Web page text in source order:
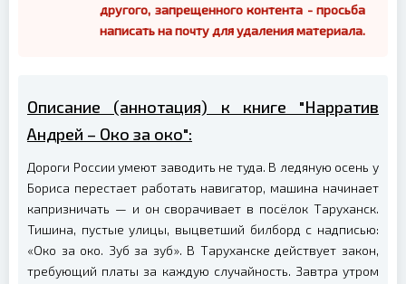
другого, запрещенного контента - просьба
написать на почту для удаления материала.
Описание (аннотация) к книге "Нарратив
Андрей – Око за око":
Дороги России умеют заводить не туда. В ледяную осень у
Бориса перестает работать навигатор, машина начинает
капризничать — и он сворачивает в посёлок Таруханск.
Тишина, пустые улицы, выцветший билборд с надписью:
«Око за око. Зуб за зуб». В Таруханске действует закон,
требующий платы за каждую случайность. Завтра утром